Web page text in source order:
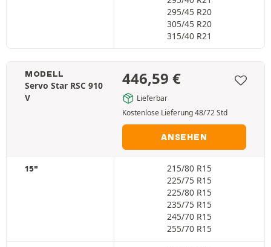
295/45 R20
305/45 R20
315/40 R21
MODELL
Servo Star RSC 910
V
446,59 €
Lieferbar
Kostenlose Lieferung 48/72 Std
ANSEHEN
15"
215/80 R15
225/75 R15
225/80 R15
235/75 R15
245/70 R15
255/70 R15